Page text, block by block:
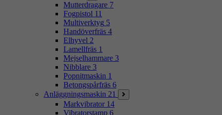
Mutterdragare 7
Fogpistol 11
Multiverktyg 5
Handöverfräs 4
Elhyvel 2
Lamellfräs 1
Mejselhammare 3
Nibblare 3
Popnitmaskin 1
Betongspårfräs 6
Anläggningsmaskin 21
Markvibrator 14
Vibratorstamp 6